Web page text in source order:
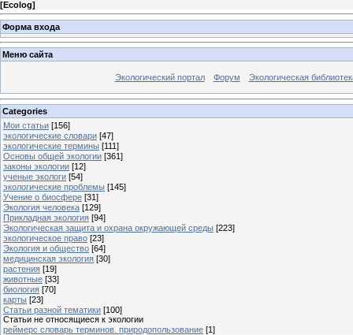
[Ecolog]
Форма входа
Меню сайта
Экологический портал Форум Экологическая
Categories
Мои статьи [156]
экологические словари [47]
экологические термины [111]
Основы общей экологии [361]
законы экологии [12]
ученые экологи [54]
экологические проблемы [145]
Учение о биосфере [31]
Экология человека [129]
Прикладная экология [94]
Экологическая защита и охрана окружающей среды [223]
экологическое право [23]
Экология и общество [64]
медицинская экология [30]
растения [19]
животные [33]
биология [70]
карты [23]
Статьи разной тематики [100]
Статьи не относящиеся к экологии
реймерс словарь терминов. природопользование [1]